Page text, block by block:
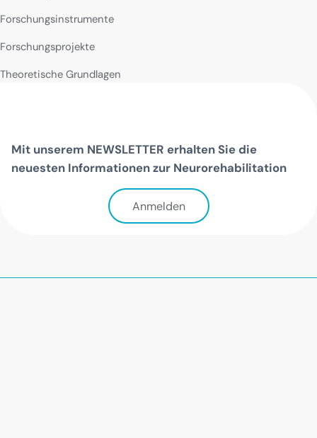
Forschungsinstrumente
Forschungsprojekte
Theoretische Grundlagen
Mit unserem NEWSLETTER erhalten Sie die
neuesten Informationen zur Neurorehabilitation
Anmelden